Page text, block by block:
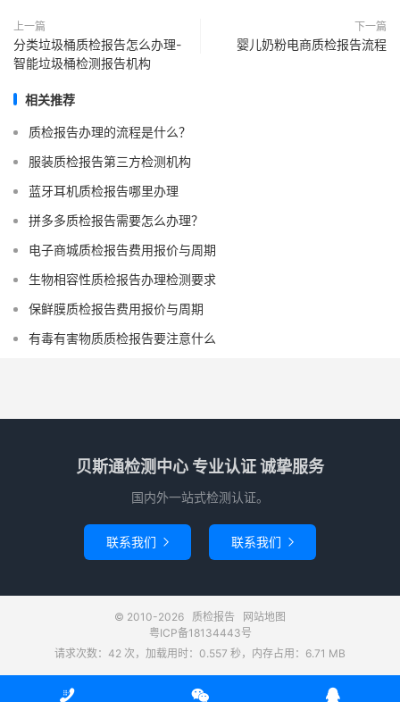
上一篇
分类垃圾桶质检报告怎么办理-
智能垃圾桶检测报告机构
下一篇
婴儿奶粉电商质检报告流程
相关推荐
质检报告办理的流程是什么？
服装质检报告第三方检测机构
蓝牙耳机质检报告哪里办理
拼多多质检报告需要怎么办理？
电子商城质检报告费用报价与周期
生物相容性质检报告办理检测要求
保鲜膜质检报告费用报价与周期
有毒有害物质质检报告要注意什么
贝斯通检测中心 专业认证 诚挚服务
国内外一站式检测认证。
联系我们  联系我们 
© 2010-2026 质检报告
网站地图
粤ICP备18134443号
请求次数：42 次，加载用时：0.557 秒，内存占用：6.71 MB
  